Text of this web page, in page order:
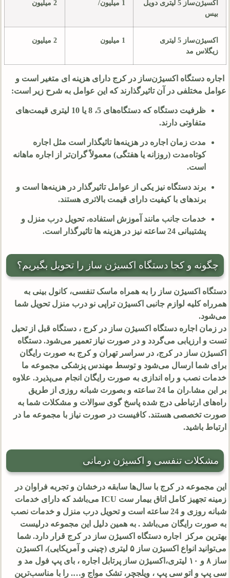
اکسیژن‌ساز 5 لیتری دویل
بیس
1 میلیون/ 2 میلیون
اکسیژن‌ساز 5 لیتری
زیگلاس مد
1 میلیون 2 میلیون
اجاره دستگاه اکسیژن‌ساز در کرج دارای هزینه ای متغیر است و
عوامل مختلفی در آن تاثیرگذارند که این عوامل به شرح زیر است:
ظرفیت دستگاه که دستگاه‌های 5، 8 یا 10 لیتری قیمت‌های
متفاوتی دارند.
مدت زمان اجاره در هزینه‌ها تاثیگذار است مثل اجاره
کوتاه‌مدت (روزانه یا هفتگی) معمولاً گران‌تر از اجاره ماهانه
است.
برند دستگاه نیز یکی از عوامل تاثیرگذار در هزینه‌ها است و
برندهای با کیفیت دارای قیمت بالاتری هستند.
خدمات جانب مانند آموزش استفاده، تحویل درب منزل و
پشتیبانی 24 ساعته نیز در هزینه ‌ها تاثیرگذار است.
چگونه و کجا دستگاه اکسیژن ساز را تحویل بگیریم؟
دستگاه اکسیژن ساز را به همراه ماسک تنفسی، کانول بینی به
همرراه کلیه لوازم جانبی اکسیژن تراپی نو درب منزل تحویل شما
می‌شود.
در زمان اجاره دستگاه اکسیژن ساز در کرج ، دستگاه قبل از تحیل
تست و ارزیابی می‌گردد و در صورت نیاز تعمیر می‌شود. دستگاه
اکسیژن ساز در کرج، در سراسر تهران و کرج به صورت رایگان
برای شما ارسال می‌شود و توسط مهندس پزشکی مجموعه ما
خدمات نصب و راه اندازی به صورت رایگان انجام می‌پذیرد. علاوه
بر این مشا.ران ما 24 ساعته و بصورت شبانه روزی از طریق
راه‌های ارتباطی درج شده پاسخ گوی سوالات و مشکلات شما به
صورت تخصصی هستند. کافیست در صورت نیاز با مجموعه ما در
ارتباط باشید.
مشکلات تنفسی و اکسیژن درمانی
این مجموعه در کرج با سال‌ها سابقه درخشان و تجربه فراوان در
زمینه تجهیز کامل اتاق بیمار ست ICU می‌باشد که دارای خدمات
شبانه روزی و 24 ساعته است و تحویل درب منزل و خدمات نصب
به صورت رایگان می‌باشد . به همین دلیل این مجموعه درلیست
بهترین مرکز اجاره دستگاه اکسیژن ساز در کرج قرار دارد. شما
می‌توانید انواع اکسیژن ساز ۵ لیتری (چینی و آمریکایی)، اکسیژن
ساز ۸ و ۱۰ لیتری،اکسیژن ساز پرتابل اجاره ، بای پپ فول مد و
سی پپ و اتو سی پپ ، ویلجچر، تشک مواج و…. را با مناسب‌ترین